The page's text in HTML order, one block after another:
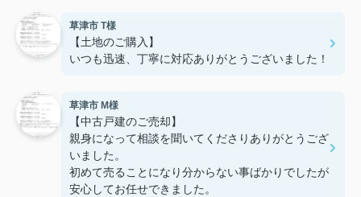
草津市 T様
【土地のご購入】
いつも迅速、丁寧に対応ありがとうございました！
草津市 M様
【中古戸建のご売却】
親身になって相談を聞いてくださりありがとうござ
いました。
初めて売ることになり分からない事ばかりでしたが
安心してお任せできました。